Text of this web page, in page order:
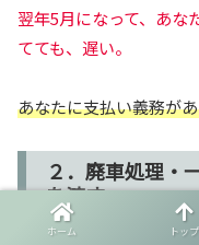
翌年5月になって、あな
てても、遅い。
あなたに支払い義務が
２．廃車処理・
を渡す
ホーム トップ